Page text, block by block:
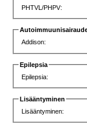
PHTVL/PHPV:
Addison:
Epilepsia
Epilepsia:
Lisääntyminen
Lisääntyminen: